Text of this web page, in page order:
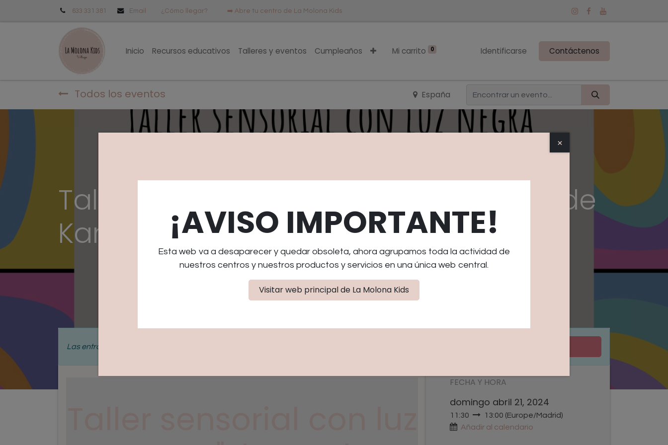
633 331 381 Email ¿Cómo llegar? ➡️ Abre tu centro de La Molona Kids
Inicio Recursos educativos Talleres y eventos Cumpleaños Mi carrito 0 Identificarse Contáctenos
Todos los eventos España
Taller sensorial con luz negra "El arte de
Kandinsky"
Las entradas para este evento están
FECHA Y HORA
domingo abril 21, 2024
11:30 13:00 (Europe/Madrid)
Añadir al calendario
×
¡AVISO IMPORTANTE!
Esta web va a desaparecer y quedar obsoleta, ahora agrupamos toda la actividad de
nuestros centros y nuestros productos y servicios en una única web central.
Visitar web principal de La Molona Kids